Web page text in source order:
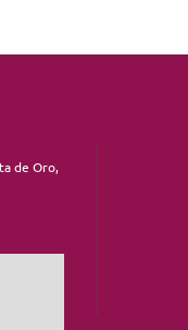
de Oro,